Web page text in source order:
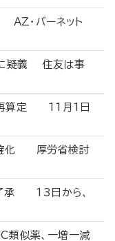
AZ・バーネット
に疑義 住友は事
再算定 11月1日
確化 厚労省検討
了承 13日から、
似薬、一増一減